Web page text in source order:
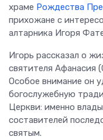
храме Рождества
прихожане с
алтарника Игоря
Игорь рассказал о
святителя Афанасия
Особое внимание он
богослужебную
Церкви: именно
составителей
святым.